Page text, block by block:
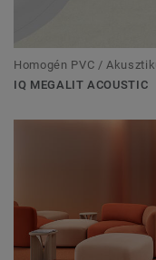
Homogén PVC /
IQ MEGALIT ACOUSTIC